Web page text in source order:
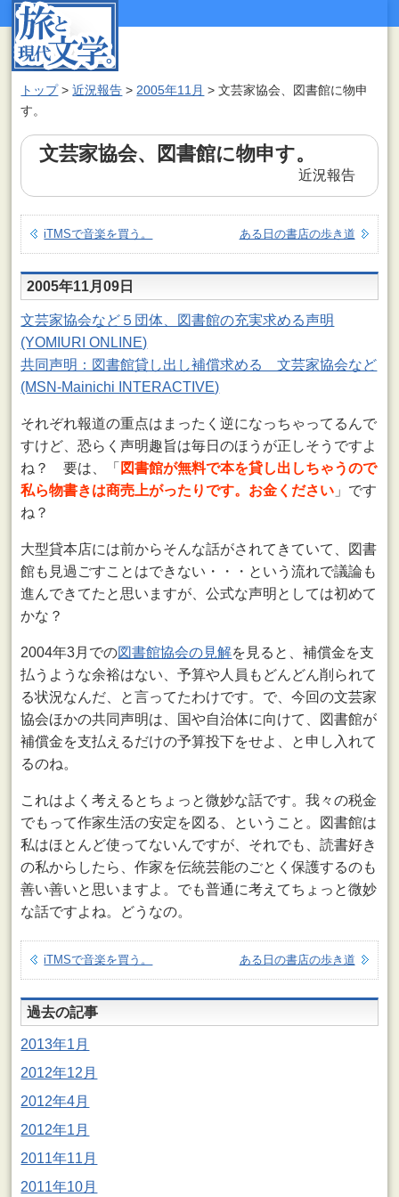
トップ> 近況報告 > 2005年11月 > 文芸家協会、図書館に物申
す。
文芸家協会、図書館に物申す。
近況報告
iTMSで音楽を買う。 ある日の書店の歩き道
2005年11月09日
文芸家協会など５団体、図書館の充実求める声明
(YOMIURI ONLINE)
共同声明：図書館貸し出し補償求める 文芸家協会など
(MSN-Mainichi INTERACTIVE)
それぞれ報道の重点はまったく逆になっちゃってるんで
すけど、恐らく声明趣旨は毎日のほうが正しそうですよ
ね？ 要は、「 図書館が無料で本を貸し出しちゃうので
私ら物書きは商売上がったりです。お金ください 」です
ね？
大型貸本店には前からそんな話がされてきていて、図書
館も見過ごすことはできない・・・という流れで議論も
進んできてたと思いますが、公式な声明としては初めて
かな？
2004年3月での図書館協会の見解を見ると、補償金を支
払うような余裕はない、予算や人員もどんどん削られて
る状況なんだ、と言ってたわけです。で、今回の文芸家
協会ほかの共同声明は、国や自治体に向けて、図書館が
補償金を支払えるだけの予算投下をせよ、と申し入れて
るのね。
これはよく考えるとちょっと微妙な話です。我々の税金
でもって作家生活の安定を図る、ということ。図書館は
私はほとんど使ってないんですが、それでも、読書好き
の私からしたら、作家を伝統芸能のごとく保護するのも
善い善いと思いますよ。でも普通に考えてちょっと微妙
な話ですよね。どうなの。
iTMSで音楽を買う。 ある日の書店の歩き道
過去の記事
2013年1月
2012年12月
2012年4月
2012年1月
2011年11月
2011年10月